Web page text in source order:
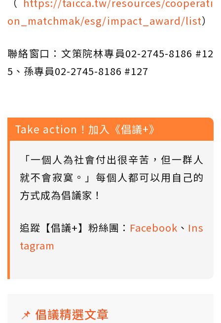
on_matchmak/esg/impact_award/list）
聯絡窗口：文策院林專員02-2745-8186 #12
5、孫專員02-2745-8186 #127
Take action！加入《倡議+》
「一個人為社會付出很辛苦，但一群人
就不會寂寞。」每個人都可以用自己的
方式成為倡議家！
追蹤【倡議+】粉絲團： Facebook 、 Ins
tagram
📌 倡議精選文章